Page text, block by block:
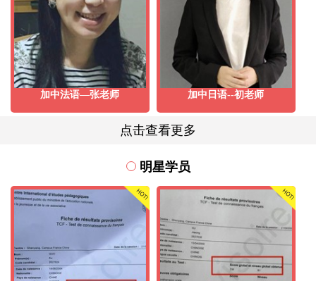
加中法语—张老师 加中日语--初老师
点击查看更多
明星学员